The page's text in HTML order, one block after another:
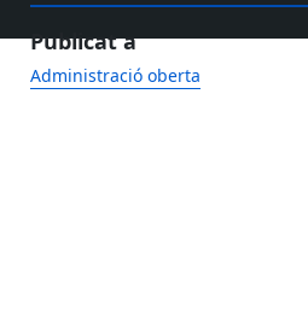
Publicat a
Administració oberta